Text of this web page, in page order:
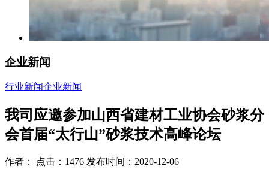
企业新闻
行业新闻企业新闻
我司应邀参加山西省建材工业协会砂浆分
会首届“太行山”砂浆技术高峰论坛
作者： 点击：1476 发布时间：2020-12-06